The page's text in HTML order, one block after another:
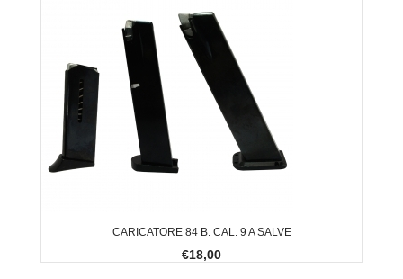
CARICATORE 84 B. CAL. 9 A SALVE
€18,00